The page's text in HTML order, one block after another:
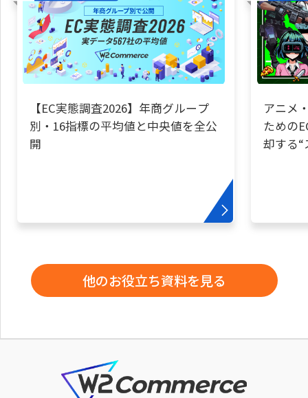
【EC実態調査2026】年商グループ
別・16指標の平均値と中央値を全公
開
アニメ
ための
却する
他のお役立ち資料を見る